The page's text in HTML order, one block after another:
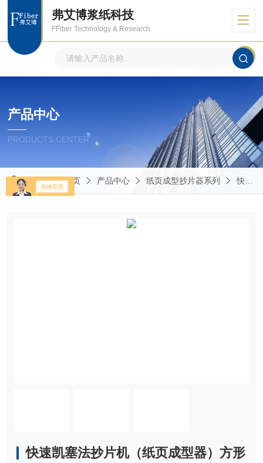
弗艾博浆纸科技
FFiber Technology & Research
产品中心
PRODUCTS CENTER
当前位置：首页 产品中心 纸页成型抄片器系列 快速凯塞法纸页成型器
快速凯塞法抄片机（纸页成型器）方形